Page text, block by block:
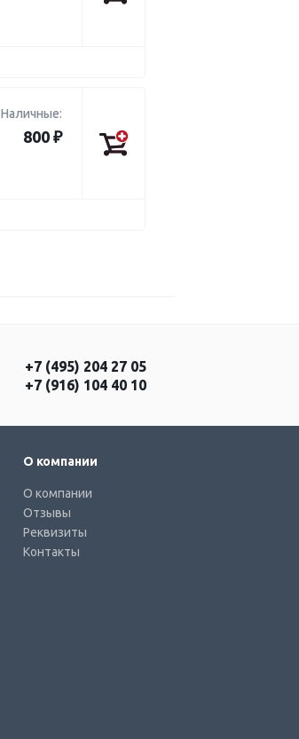
Наличные:
800 ₽
+7 (495) 204 27 05
+7 (916) 104 40 10
О компании
О компании
Отзывы
Реквизиты
Контакты